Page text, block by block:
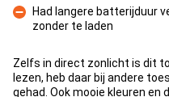
Had langere batterijduur
zonder te laden
Zelfs in direct zonlicht is dit
lezen, heb daar bij andere
gehad. Ook mooie kleuren en